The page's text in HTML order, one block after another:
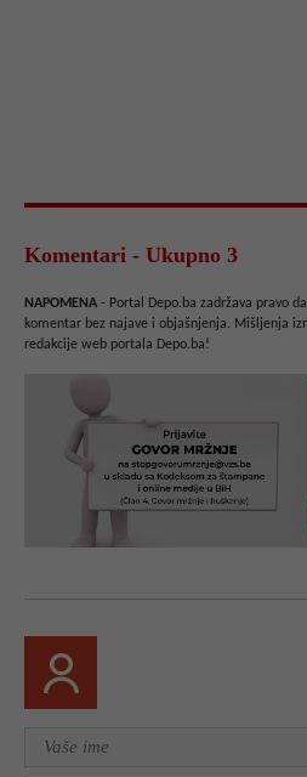
Komentari - Ukupno 3
NAPOMENA - Portal Depo.ba zadržava pravo
komentar bez najave i objašnjenja. Mišljenja
redakcije web portala Depo.ba!